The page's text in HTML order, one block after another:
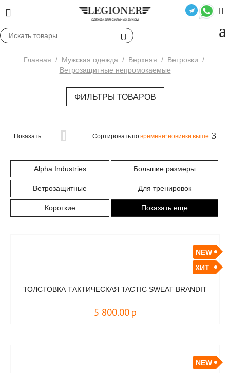
Главная / Мужская одежда / Верхняя / Ветровки /
Ветрозащитные непромокаемые
ФИЛЬТРЫ ТОВАРОВ
Показать Сортировать повремени: новинки выше
Alpha Industries Большие размеры
Ветрозащитные Для тренировок
Короткие Показать еще
NEW
ХИТ
ТОЛСТОВКА ТАКТИЧЕСКАЯ TACTIC SWEAT BRANDIT
5 800.00 р
NEW